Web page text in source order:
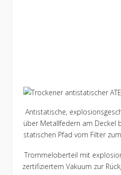
Antistatische,
über Metallfedern am Deckel
statischen Pfad vom Filter
Trommeloberteil mit
zertifiziertem Vakuum zur